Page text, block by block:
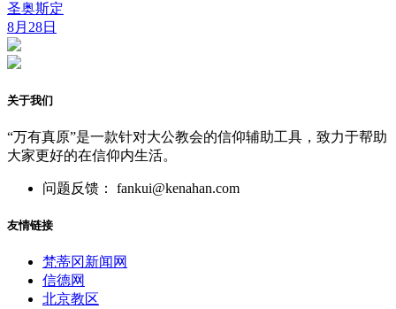
圣奥斯定
8月28日
关于我们
“万有真原”是一款针对大公教会的信仰辅助工具，致力于帮助
大家更好的在信仰内生活。
问题反馈： fankui@kenahan.com
友情链接
梵蒂冈新闻网
信德网
北京教区